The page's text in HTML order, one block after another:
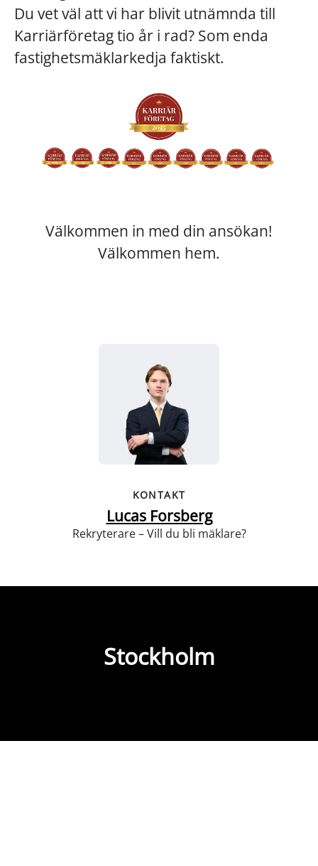
Du vet väl att vi har blivit utnämnda till
Karriärföretag tio år i rad? Som enda
fastighetsmäklarkedja faktiskt.
Välkommen in med din ansökan!
Välkommen hem.
KONTAKT
Lucas Forsberg
Rekryterare – Vill du bli mäklare?
Stockholm